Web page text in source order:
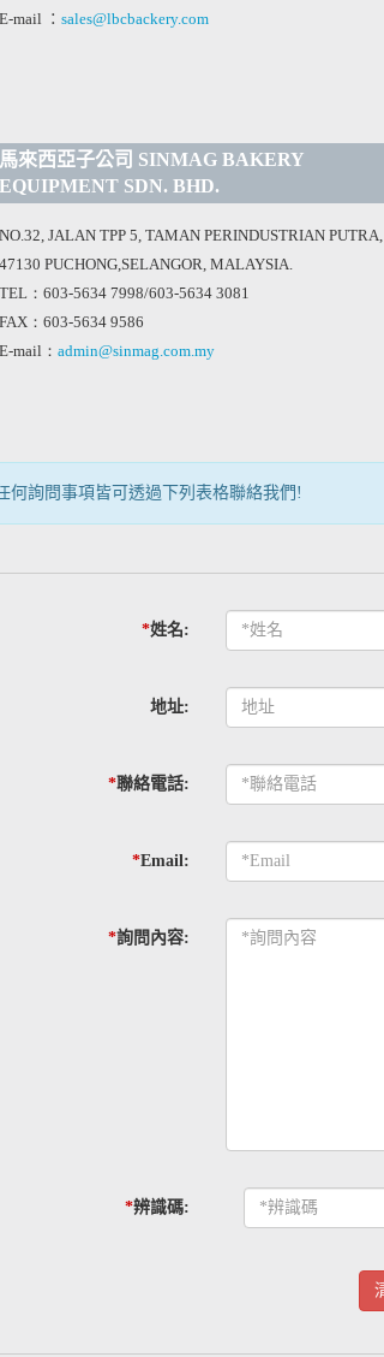
E-mail ： sales@lbcbackery.com
馬來西亞子公司 SINMAG BAKERY
EQUIPMENT SDN. BHD.
NO.32, JALAN TPP 5, TAMAN PERINDUSTRIAN PUTRA,
47130 PUCHONG,SELANGOR, MALAYSIA.
TEL：603-5634 7998/603-5634 3081
FAX：603-5634 9586
E-mail： admin@sinmag.com.my
何詢問事項皆可透過下列表格聯絡我們!
*姓名:
地址:
*聯絡電話:
*Email:
*詢問內容:
*辨識碼: